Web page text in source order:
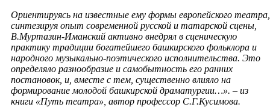
Ориентируясь на известные ему формы европейского театра,
синтезируя опыт современной русской и татарской сцены,
В.Муртазин-Иманский активно внедрял в сценическую
практику традиции богатейшего башкирского фольклора и
народного музыкально-поэтического исполнительства. Это
определяло разнообразие и самобытность его ранних
постановок, и, вместе с тем, существенно влияло на
формирование молодой башкирской драматургии…». – из
книги «Путь театра», автор профессор С.Г.Кусимова.